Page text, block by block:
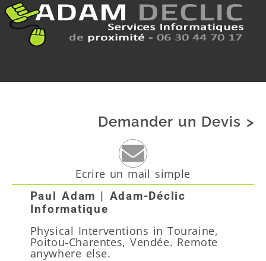
Demander un Devis >
Ecrire un mail simple
Paul Adam | Adam-Déclic
Informatique
Physical Interventions in Touraine,
Poitou-Charentes, Vendée. Remote
anywhere else.